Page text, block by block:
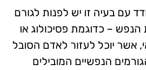
עם בעיה זו יש לפנות לגורם
– כדוגמת פסיכולוג או
אשר יוכל לעזור לאדם הסובל
הנפשיים המובילים